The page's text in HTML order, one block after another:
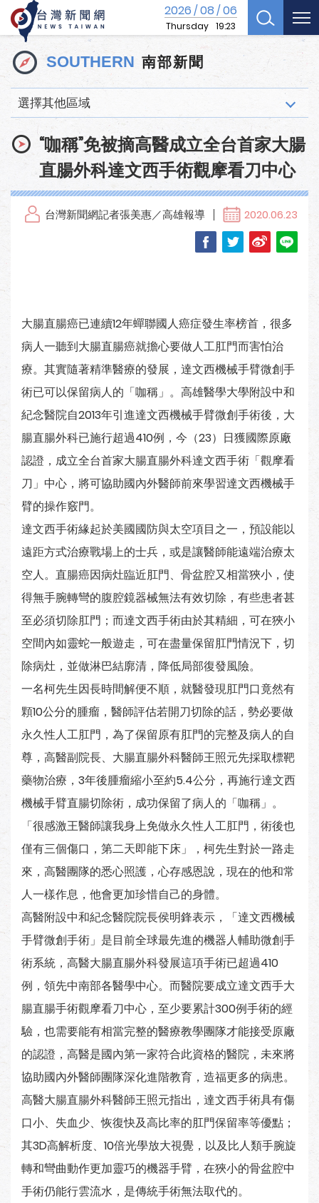
2026/08/06
Thursday 19:23
SOUTHERN 南部新聞
選擇其他區域
“咖稱”免被摘高醫成立全台首家大腸
直腸外科達文西手術觀摩看刀中心
台灣新聞網記者張美惠／高雄報導 2020.06.23
大腸直腸癌已連續12年蟬聯國人癌症發生率榜首，很多
病人一聽到大腸直腸癌就擔心要做人工肛門而害怕治
療。其實隨著精準醫療的發展，達文西機械手臂微創手
術已可以保留病人的「咖稱」。高雄醫學大學附設中和
紀念醫院自2013年引進達文西機械手臂微創手術後，大
腸直腸外科已施行超過410例，今（23）日獲國際原廠
認證，成立全台首家大腸直腸外科達文西手術「觀摩看
刀」中心，將可協助國內外醫師前來學習達文西機械手
臂的操作竅門。
達文西手術緣起於美國國防與太空項目之一，預設能以
遠距方式治療戰場上的士兵，或是讓醫師能遠端治療太
空人。直腸癌因病灶臨近肛門、骨盆腔又相當狹小，使
得無手腕轉彎的腹腔鏡器械無法有效切除，有些患者甚
至必須切除肛門；而達文西手術由於其精細，可在狹小
空間內如靈蛇一般遊走，可在盡量保留肛門情況下，切
除病灶，並做淋巴結廓清，降低局部復發風險。
一名柯先生因長時間解便不順，就醫發現肛門口竟然有
顆10公分的腫瘤，醫師評估若開刀切除的話，勢必要做
永久性人工肛門，為了保留原有肛門的完整及病人的自
尊，高醫副院長、大腸直腸外科醫師王照元先採取標靶
藥物治療，3年後腫瘤縮小至約5.4公分，再施行達文西
機械手臂直腸切除術，成功保留了病人的「咖稱」。
「很感激王醫師讓我身上免做永久性人工肛門，術後也
僅有三個傷口，第二天即能下床」，柯先生對於一路走
來，高醫團隊的悉心照護，心存感恩說，現在的他和常
人一樣作息，他會更加珍惜自己的身體。
高醫附設中和紀念醫院院長侯明鋒表示，「達文西機械
手臂微創手術」是目前全球最先進的機器人輔助微創手
術系統，高醫大腸直腸外科發展這項手術已超過410
例，領先中南部各醫學中心。而醫院要成立達文西手大
腸直腸手術觀摩看刀中心，至少要累計300例手術的經
驗，也需要能有相當完整的醫療教學團隊才能接受原廠
的認證，高醫是國內第一家符合此資格的醫院，未來將
協助國內外醫師團隊深化進階教育，造福更多的病患。
高醫大腸直腸外科醫師王照元指出，達文西手術具有傷
口小、失血少、恢復快及高比率的肛門保留率等優點；
其3D高解析度、10倍光學放大視覺，以及比人類手腕旋
轉和彎曲動作更加靈巧的機器手臂，在狹小的骨盆腔中
手術仍能行雲流水，是傳統手術無法取代的。